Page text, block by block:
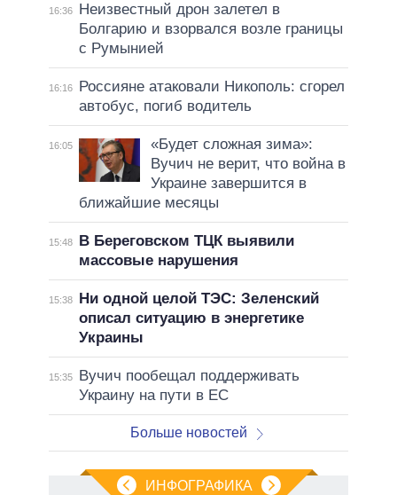
16:36
Неизвестный дрон залетел в
Болгарию и взорвался возле границы
с Румынией
16:16
Россияне атаковали Никополь: сгорел
автобус, погиб водитель
16:05
«Будет сложная зима»:
Вучич не верит, что война в
Украине завершится в
ближайшие месяцы
15:48
В Береговском ТЦК выявили
массовые нарушения
15:38
Ни одной целой ТЭС: Зеленский
описал ситуацию в энергетике
Украины
15:35
Вучич пообещал поддерживать
Украину на пути в ЕС
Больше новостей
ИНФОГРАФИКА